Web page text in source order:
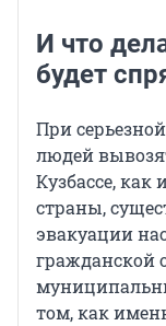
И что
будет
При
людей
Кузбассе,
страны,
эвакуации
гражданской
том, как